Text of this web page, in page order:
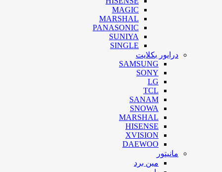
MAGIC
MARSHAL
PANASONIC
SUNIYA
SINGLE
درایور بکلایت
SAMSUNG
SONY
LG
TCL
SANAM
SNOWA
MARSHAL
HISENSE
XVISION
DAEWOO
مانیتور
مین برد